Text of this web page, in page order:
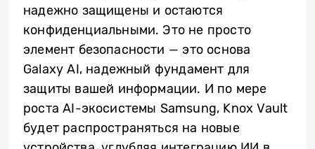
надежно защищены и остаются
конфиденциальными. Это не просто
элемент безопасности — это основа
Galaxy AI, надежный фундамент для
защиты вашей информации. И по мере
роста AI-экосистемы Samsung, Knox Vault
будет распространяться на новые